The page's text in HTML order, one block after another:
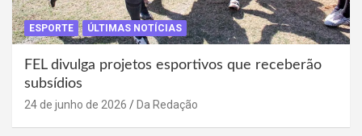
ESPORTE ÚLTIMAS NOTÍCIAS
FEL divulga projetos esportivos que receberão
subsídios
24 de junho de 2026 Da Redação